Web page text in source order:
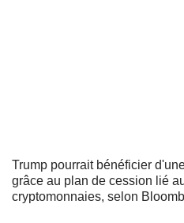
Trump pourrait bénéficier
grâce au plan de cession lié
cryptomonnaies, selon